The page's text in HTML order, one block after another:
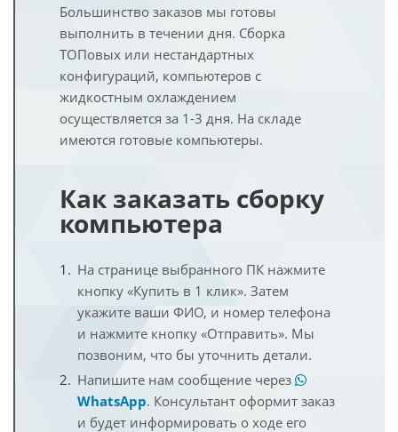
Большинство заказов мы готовы
выполнить в течении дня. Сборка
ТОПовых или нестандартных
конфигураций, компьютеров с
жидкостным охлаждением
осуществляется за 1-3 дня. На складе
имеются готовые компьютеры.
Как заказать сборку
компьютера
На странице выбранного ПК нажмите
кнопку «Купить в 1 клик». Затем
укажите ваши ФИО, и номер телефона
и нажмите кнопку «Отправить». Мы
позвоним, что бы уточнить детали.
Напишите нам сообщение через
WhatsApp. Консультант оформит заказ
и будет информировать о ходе его